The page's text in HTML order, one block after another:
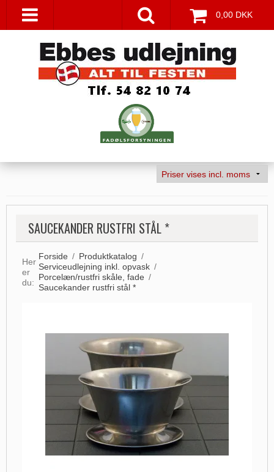
0,00 DKK
SAUCEKANDER RUSTFRI STÅL *
Her
er
du:
Forside / Produktkatalog /
Serviceudlejning inkl. opvask /
Porcelæn/rustfri skåle, fade /
Saucekander rustfri stål *